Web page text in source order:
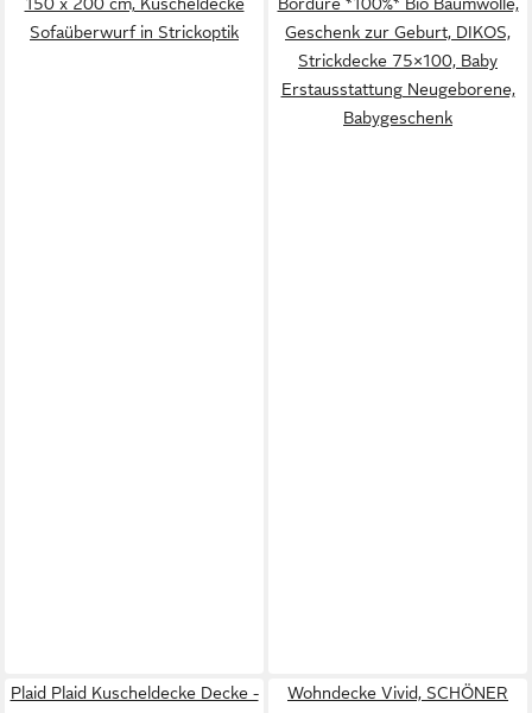
Sofaüberwurf in Strickoptik
Geschenk zur Geburt, DIKOS,
Strickdecke 75×100, Baby
Erstausstattung Neugeborene,
Babygeschenk
Plaid Plaid Kuscheldecke Decke -
Wohndecke Vivid, SCHÖNER